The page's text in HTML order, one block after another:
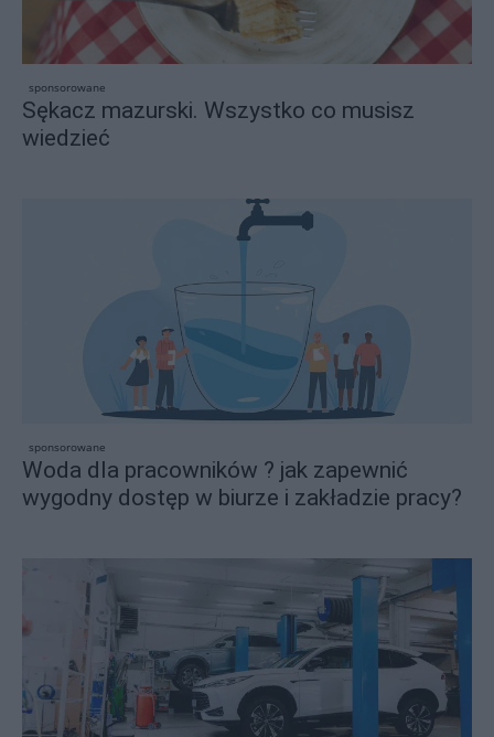
sponsorowane
Sękacz mazurski. Wszystko co musisz
wiedzieć
sponsorowane
Woda dla pracowników ? jak zapewnić
wygodny dostęp w biurze i zakładzie pracy?